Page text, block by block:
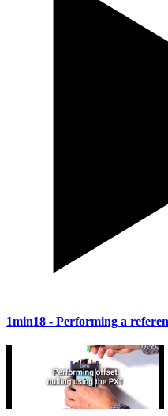
1min18 - Performing a